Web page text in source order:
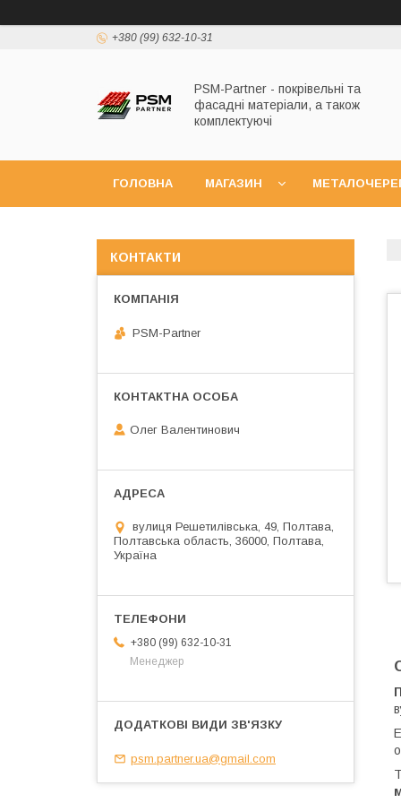
+380 (99) 632-10-31
PSM-Partner - покрівельні та
фасадні матеріали, а також
комплектуючі
ГОЛОВНА МАГАЗИН
КОНТАКТИ
PSM-Partner
Олег Валентинович
вулиця Решетилівська, 49, Полтава,
Полтавська область, 36000, Полтава,
Україна
+380 (99) 632-10-31
Менеджер
psm.partner.ua@gmail.com